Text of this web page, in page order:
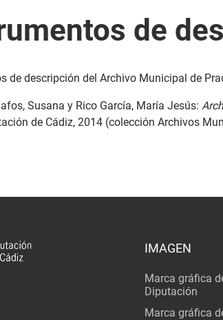
de
de descripción del Archivo Municipal de
Susana y Rico García, María Jesús:
de Cádiz, 2014 (colección Archivos
IMAGEN
Marca gráfica
Diputación
Marca gráfica